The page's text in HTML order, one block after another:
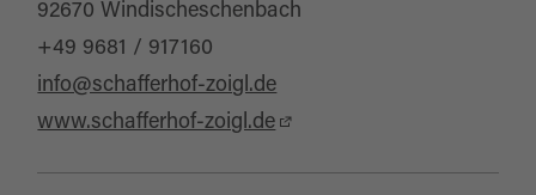
92670 Windischeschenbach
+49 9681 / 917160
info@schafferhof-zoigl.de
www.schafferhof-zoigl.de